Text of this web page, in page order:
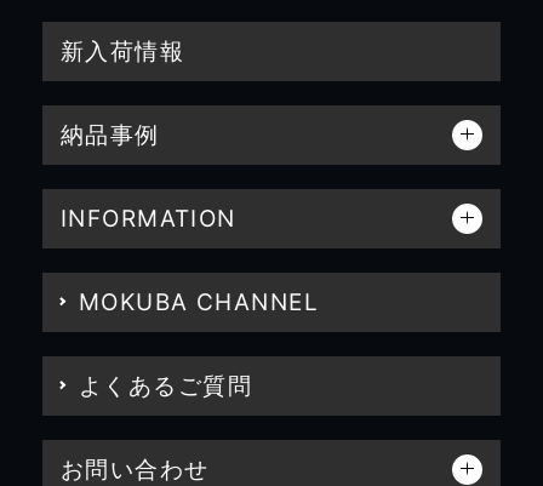
新入荷情報
納品事例
INFORMATION
MOKUBA CHANNEL
よくあるご質問
お問い合わせ